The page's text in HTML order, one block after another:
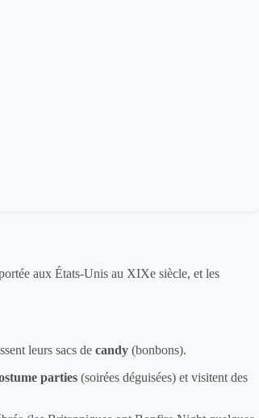
aux États-Unis au XIXe siècle, et les
leurs sacs de candy (bonbons).
parties (soirées déguisées) et visitent des